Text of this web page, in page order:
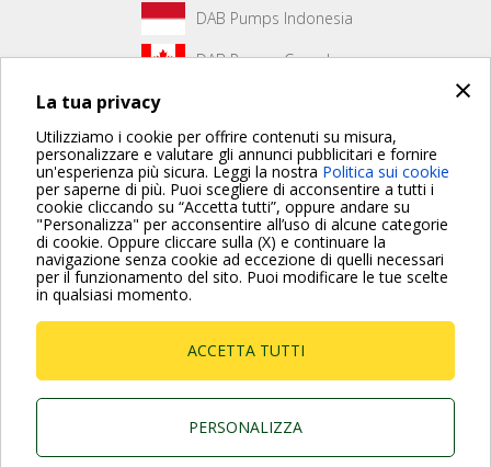
×
La tua privacy
Utilizziamo i cookie per offrire contenuti su misura,
personalizzare e valutare gli annunci pubblicitari e fornire
un'esperienza più sicura. Leggi la nostra Politica sui cookie
per saperne di più. Puoi scegliere di acconsentire a tutti i
cookie cliccando su “Accetta tutti”, oppure andare su
"Personalizza" per acconsentire all’uso di alcune categorie
di cookie. Oppure cliccare sulla (X) e continuare la
navigazione senza cookie ad eccezione di quelli necessari
per il funzionamento del sito. Puoi modificare le tue scelte
in qualsiasi momento.
ACCETTA TUTTI
PERSONALIZZA
DAB Pumps Indonesia
DAB Pumps Canada
Non è stato creato alcun contenuto per la prima pagina.
Per maggiori informazioni consulta anche le Domande più
Frequenti
P.I. 03675230282 - R.E.A. Padova N. 328200- Cap.